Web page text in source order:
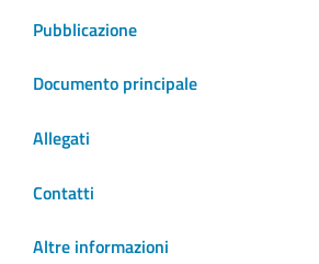
Pubblicazione
Documento principale
Allegati
Contatti
Altre informazioni